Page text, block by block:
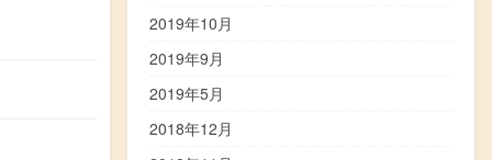
2019年10月
2019年9月
2019年5月
2018年12月